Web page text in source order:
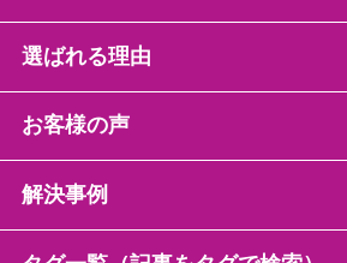
選ばれる理由
お客様の声
解決事例